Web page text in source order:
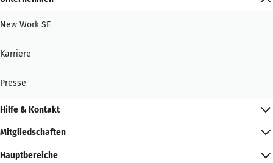
New Work SE
Karriere
Presse
Hilfe & Kontakt
Mitgliedschaften
Hauptbereiche